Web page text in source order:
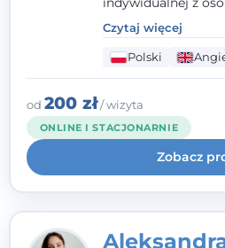
parami.
seksualnego,
wypalenia
polskim i
humanistycznym,
partnerstwie i
Czytaj więcej
Polski
od 200 zł/ wizyta
ONLINE I STACJONARNIE
Zobacz